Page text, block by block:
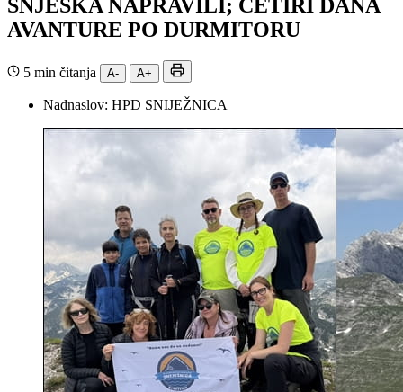
SNJEŠKA NAPRAVILI; ČETIRI DANA
AVANTURE PO DURMITORU
5 min čitanja A- A+
Nadnaslov: HPD SNIJEŽNICA